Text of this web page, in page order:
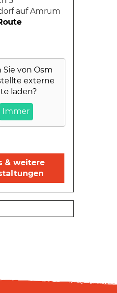
auf Amrum
Sie von Osm
externe
laden?
Immer
& weitere